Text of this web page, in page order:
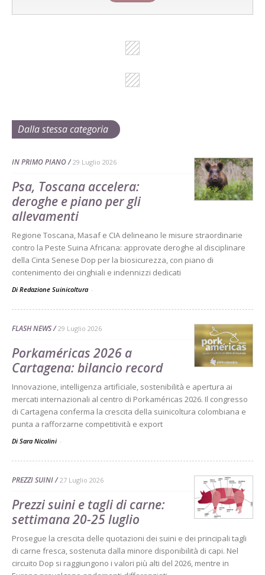
Dalla stessa categoria
IN PRIMO PIANO 29 Luglio 2026
Psa, Toscana accelera:
deroghe e piano per gli
allevamenti
Regione Toscana, Masaf e CIA delineano le misure straordinarie
contro la Peste Suina Africana: approvate deroghe al disciplinare
della Cinta Senese Dop per la biosicurezza, con piano di
contenimento dei cinghiali e indennizzi dedicati
Di Redazione Suinicoltura -
FLASH NEWS 29 Luglio 2026
Porkaméricas 2026 a
Cartagena: bilancio record
Innovazione, intelligenza artificiale, sostenibilità e apertura ai
mercati internazionali al centro di Porkaméricas 2026. Il congresso
di Cartagena conferma la crescita della suinicoltura colombiana e
punta a rafforzarne competitività e export
Di Sara Nicolini -
PREZZI SUINI 27 Luglio 2026
Prezzi suini e tagli di carne:
settimana 20-25 luglio
Prosegue la crescita delle quotazioni dei suini e dei principali tagli
di carne fresca, sostenuta dalla minore disponibilità di capi. Nel
circuito Dop si raggiungono i valori più alti del 2026, mentre in